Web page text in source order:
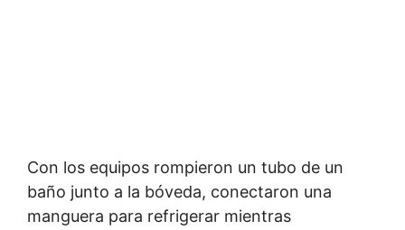
Con los equipos rompieron un tubo de un
baño junto a la bóveda, conectaron una
manguera para refrigerar mientras